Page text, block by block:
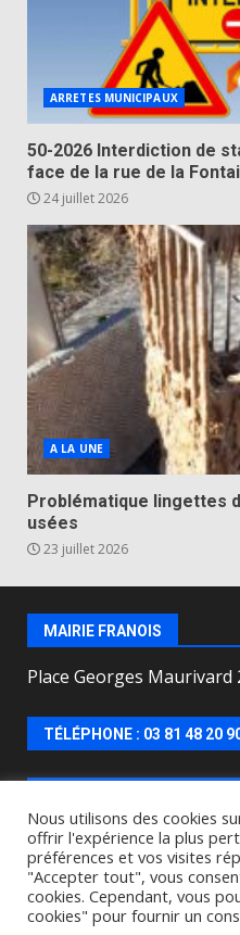
ARRETES MUNICIPAUX
50-2026 Interdiction de
face de la rue de la
24 juillet 2026
A LA UNE
Problématique lingettes
usées
23 juillet 2026
MAIRIE FRANOIS
Place Georges Maurivard
TÉLÉPHONE : 03 81 48 20
Lundi, mercredi, jeudi,
le Mardi de 9h00 à 12h00
Nous utilisons des cookies
offrir l'expérience la plus
préférences et vos visites
"Accepter tout", vous
cookies. Cependant, vous
cookies" pour fournir un